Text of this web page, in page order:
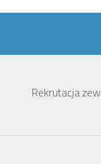
Rekrutacja